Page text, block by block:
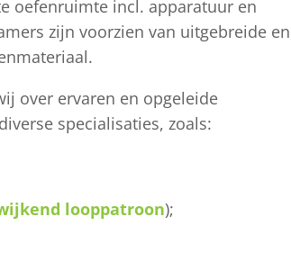
oefenruimte incl. apparatuur en
zijn voorzien van uitgebreide en
over ervaren en opgeleide
specialisaties, zoals:
looppatroon);